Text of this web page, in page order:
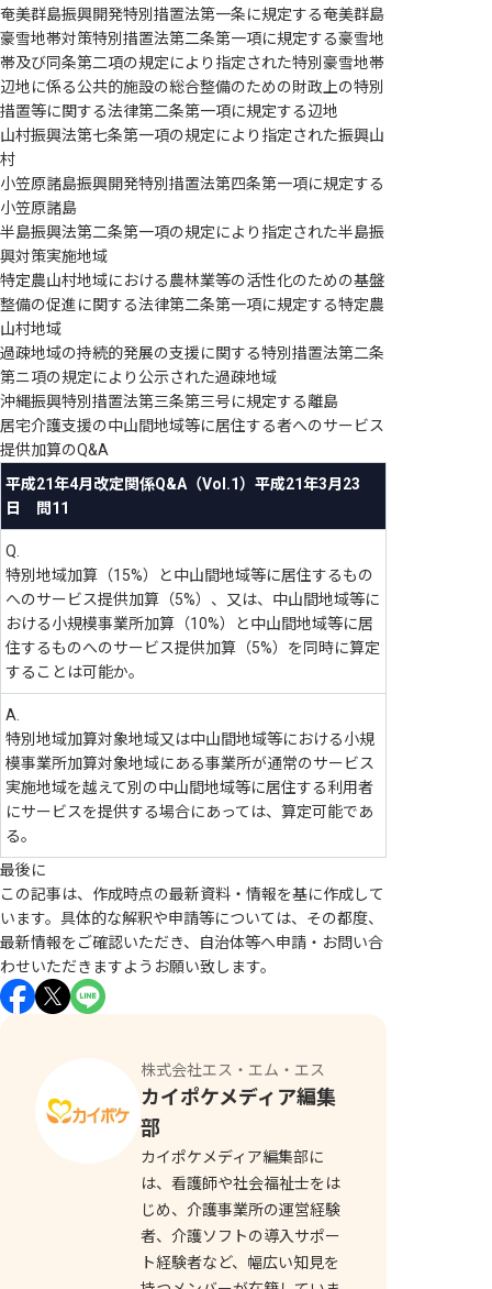
奄美群島振興開発特別措置法第一条に規定する奄美群島
豪雪地帯対策特別措置法第二条第一項に規定する豪雪地
帯及び同条第二項の規定により指定された特別豪雪地帯
辺地に係る公共的施設の総合整備のための財政上の特別
措置等に関する法律第二条第一項に規定する辺地
山村振興法第七条第一項の規定により指定された振興山
村
小笠原諸島振興開発特別措置法第四条第一項に規定する
小笠原諸島
半島振興法第二条第一項の規定により指定された半島振
興対策実施地域
特定農山村地域における農林業等の活性化のための基盤
整備の促進に関する法律第二条第一項に規定する特定農
山村地域
過疎地域の持続的発展の支援に関する特別措置法第二条
第ニ項の規定により公示された過疎地域
沖縄振興特別措置法第三条第三号に規定する離島
居宅介護支援の中山間地域等に居住する者へのサービス
提供加算のQ&A
平成21年4月改定関係Q&A（Vol.1）平成21年3月23
日 問11
Q.
特別地域加算（15%）と中山間地域等に居住するもの
へのサービス提供加算（5%）、又は、中山間地域等に
おける小規模事業所加算（10%）と中山間地域等に居
住するものへのサービス提供加算（5%）を同時に算定
することは可能か。
A.
特別地域加算対象地域又は中山間地域等における小規
模事業所加算対象地域にある事業所が通常のサービス
実施地域を越えて別の中山間地域等に居住する利用者
にサービスを提供する場合にあっては、算定可能であ
る。
最後に
この記事は、作成時点の最新資料・情報を基に作成して
います。具体的な解釈や申請等については、その都度、
最新情報をご確認いただき、自治体等へ申請・お問い合
わせいただきますようお願い致します。
株式会社エス・エム・エス
カイポケメディア編集
部
カイポケメディア編集部に
は、看護師や社会福祉士をは
じめ、介護事業所の運営経験
者、介護ソフトの導入サポー
ト経験者など、幅広い知見を